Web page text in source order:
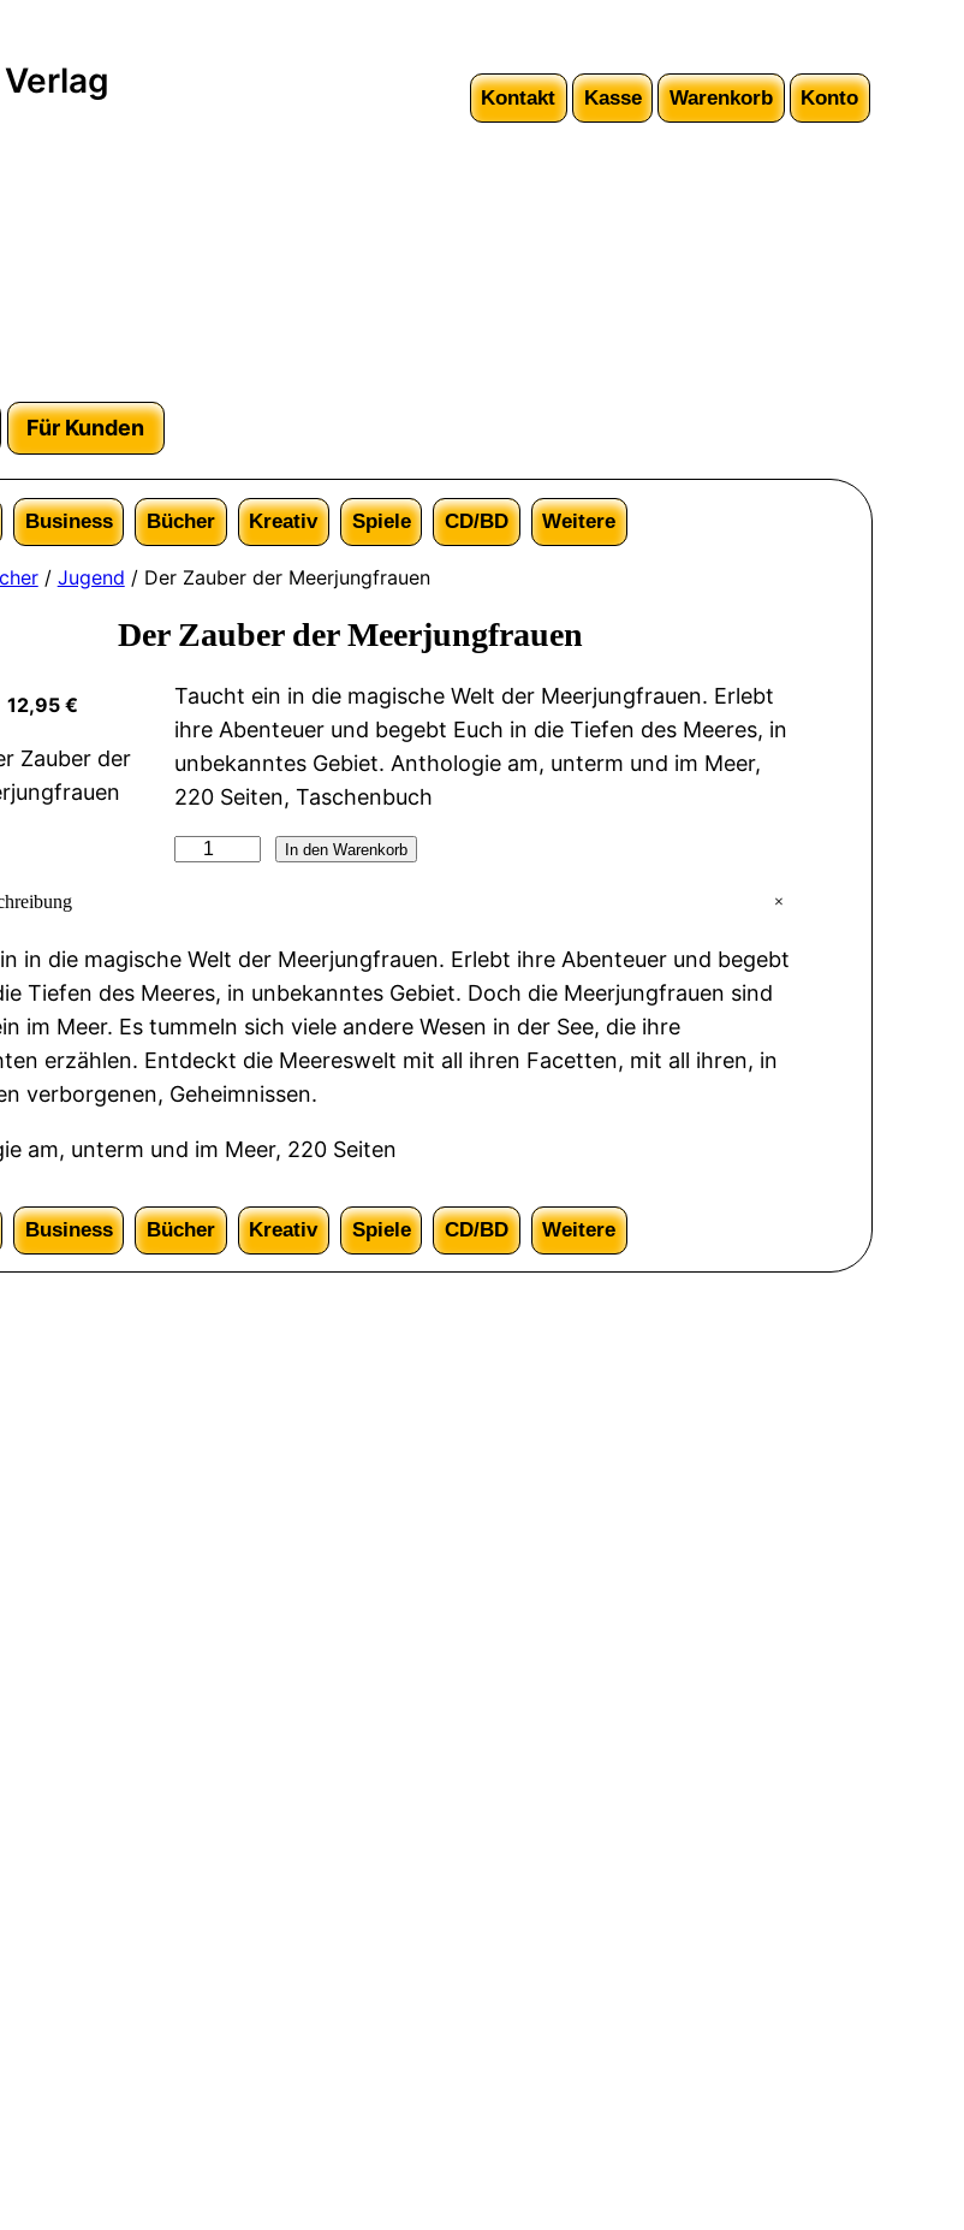
Kontakt Kasse Warenkorb Konto
Für Kunden
Business Bücher Kreativ Spiele CD/BD Weitere
/ Jugend / Der Zauber der Meerjungfrauen
Der Zauber der Meerjungfrauen
12,95 €
Taucht ein in die magische Welt der Meerjungfrauen. Erlebt
ihre Abenteuer und begebt Euch in die Tiefen des Meeres, in
unbekanntes Gebiet. Anthologie am, unterm und im Meer,
220 Seiten, Taschenbuch
Z
a
u
b
e
d
r
M
In den Warenkorb
+
in die magische Welt der Meerjungfrauen. Erlebt ihre Abenteuer und begebt
Tiefen des Meeres, in unbekanntes Gebiet. Doch die Meerjungfrauen sind
im Meer. Es tummeln sich viele andere Wesen in der See, die ihre
erzählen. Entdeckt die Meereswelt mit all ihren Facetten, mit all ihren, in
verborgenen, Geheimnissen.
am, unterm und im Meer, 220 Seiten
Business Bücher Kreativ Spiele CD/BD Weitere